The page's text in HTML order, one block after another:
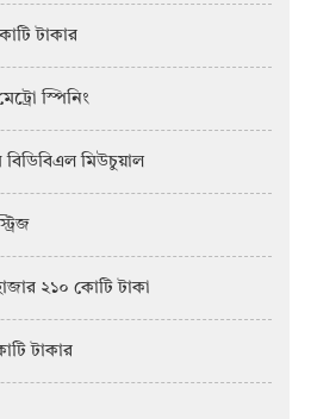
টাকার
স্পিনিং
বিডিবিএল মিউচুয়াল
২১০ কোটি টাকা
টাকার